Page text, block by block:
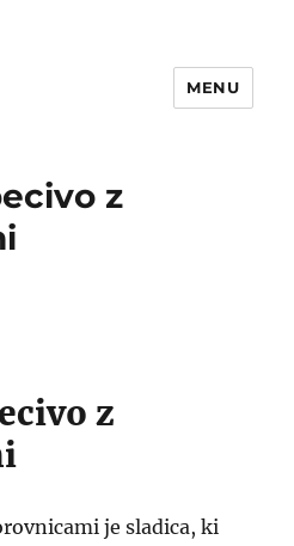
MENU
z
z
je sladica, ki